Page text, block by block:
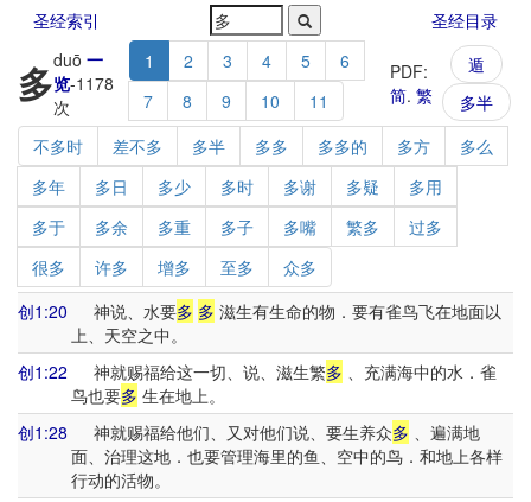
圣经索引 圣经目录
多duō 一
览-1178
次
1 2 3 4 5
6
7
8 9 10 11
PDF:
简. 繁
遁
多半
不多时
差不多 多半 多多 多多的 多方
多么
多年
多日 多少 多时 多谢 多疑
多用
多于
多余 多重 多子 多嘴 繁多
过多
很多
许多 增多 至多
众多
创1:20 神说、水要多 多 滋生有生命的物．要有雀鸟飞在地面以
上、天空之中。
创1:22 神就赐福给这一切、说、滋生繁多 、充满海中的水．雀
鸟也要多 生在地上。
创1:28 神就赐福给他们、又对他们说、要生养众多 、遍满地
面、治理这地．也要管理海里的鱼、空中的鸟．和地上各样
行动的活物。